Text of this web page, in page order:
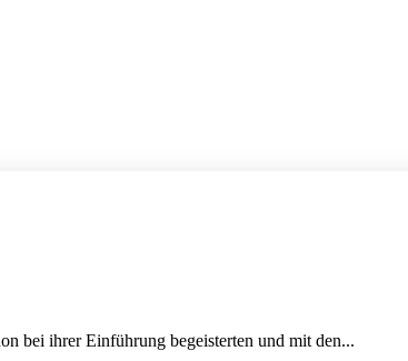
bei ihrer Einführung begeisterten und mit den...